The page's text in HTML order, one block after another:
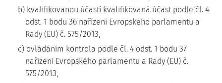
b) kvalifikovanou účastí kvalifikovaná účast podle čl. 4
odst. 1 bodu 36 nařízení Evropského parlamentu a
Rady (EU) č. 575/2013,
c) ovládáním kontrola podle čl. 4 odst. 1 bodu 37
nařízení Evropského parlamentu a Rady (EU) č.
575/2013,